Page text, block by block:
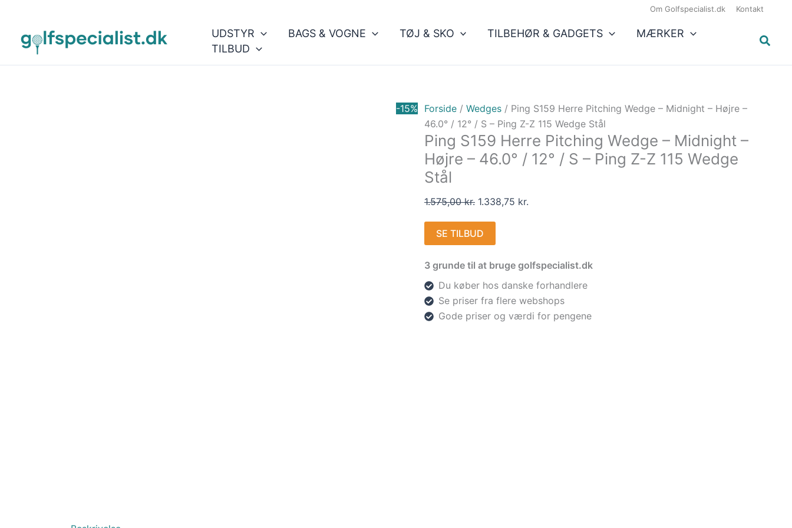
indholdet
Om Golfspecialist.dk Kontakt
UDSTYR BAGS & VOGNE TØJ & SKO TILBEHØR & GADGETS
MÆRKER
TILBUD
-15% Forside / Wedges / Ping S159 Herre Pitching Wedge – Midnight – Højre –
46.0° / 12° / S – Ping Z-Z 115 Wedge Stål
Ping S159 Herre Pitching Wedge – Midnight –
Højre – 46.0° / 12° / S – Ping Z-Z 115 Wedge
Stål
1.575,00kr.
pris
1.575,00 kr..
1.338,75 kr.
pris
1.338,75 kr..
SE TILBUD
3 grunde til at bruge golfspecialist.dk
Du køber hos danske forhandlere
Se priser fra flere webshops
Gode priser og værdi for pengene
1.575,00 kr..
1.338,75 kr..